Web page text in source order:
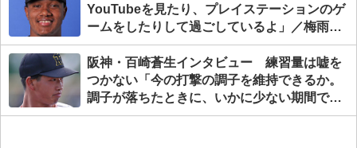
YouTubeを見たり、プレイステーションのゲ
ームをしたりして過ごしているよ」／梅雨の
時期の楽しみは？
阪神・百崎蒼生インタビュー 練習量は嘘を
つかない「今の打撃の調子を維持できるか。
調子が落ちたときに、いかに少ない期間で抑
えるか」